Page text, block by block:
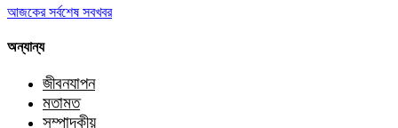
আজকের সর্বশেষ সবখবর
অন্যান্য
জীবনযাপন
মতামত
সম্পাদকীয়